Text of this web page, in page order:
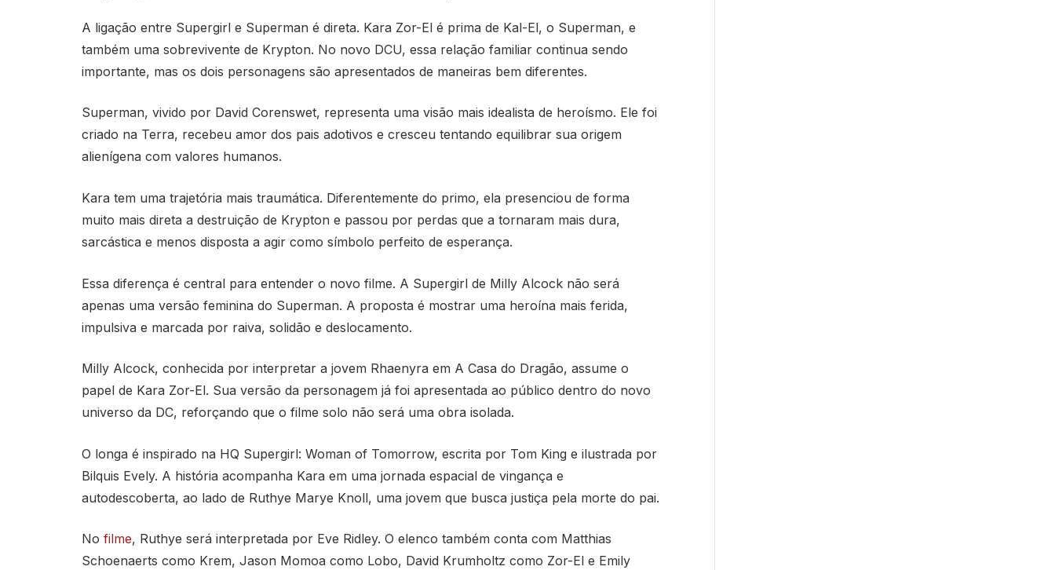
A ligação entre Supergirl e Superman é direta. Kara Zor-El é prima de Kal-El, o Superman, e
também uma sobrevivente de Krypton. No novo DCU, essa relação familiar continua sendo
importante, mas os dois personagens são apresentados de maneiras bem diferentes.
Superman, vivido por David Corenswet, representa uma visão mais idealista de heroísmo. Ele foi
criado na Terra, recebeu amor dos pais adotivos e cresceu tentando equilibrar sua origem
alienígena com valores humanos.
Kara tem uma trajetória mais traumática. Diferentemente do primo, ela presenciou de forma
muito mais direta a destruição de Krypton e passou por perdas que a tornaram mais dura,
sarcástica e menos disposta a agir como símbolo perfeito de esperança.
Essa diferença é central para entender o novo filme. A Supergirl de Milly Alcock não será
apenas uma versão feminina do Superman. A proposta é mostrar uma heroína mais ferida,
impulsiva e marcada por raiva, solidão e deslocamento.
Milly Alcock, conhecida por interpretar a jovem Rhaenyra em A Casa do Dragão, assume o
papel de Kara Zor-El. Sua versão da personagem já foi apresentada ao público dentro do novo
universo da DC, reforçando que o filme solo não será uma obra isolada.
O longa é inspirado na HQ Supergirl: Woman of Tomorrow, escrita por Tom King e ilustrada por
Bilquis Evely. A história acompanha Kara em uma jornada espacial de vingança e
autodescoberta, ao lado de Ruthye Marye Knoll, uma jovem que busca justiça pela morte do pai.
No filme, Ruthye será interpretada por Eve Ridley. O elenco também conta com Matthias
Schoenaerts como Krem, Jason Momoa como Lobo, David Krumholtz como Zor-El e Emily